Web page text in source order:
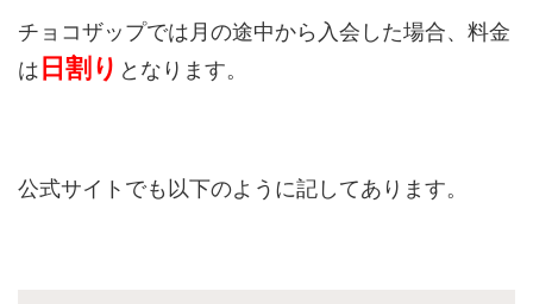
チョコザップでは月の途中から入会した場合、料金
は日割り となります。
公式サイトでも以下のように記してあります。